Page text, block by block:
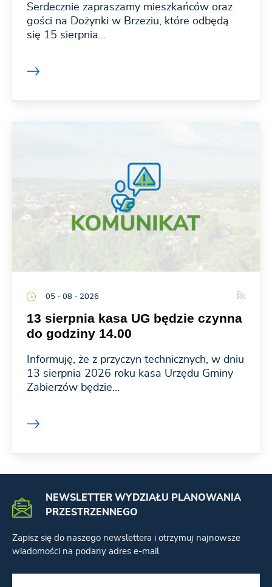
Serdecznie zapraszamy mieszkańców oraz
gości na Dożynki w Brzeziu, które odbędą
się 15 sierpnia...
05 - 08 - 2026
13 sierpnia kasa UG będzie czynna
do godziny 14.00
Informuję, że z przyczyn technicznych, w dniu
13 sierpnia 2026 roku kasa Urzędu Gminy
Zabierzów będzie...
NEWSLETTER WYDZIAŁU PLANOWANIA
PRZESTRZENNEGO
Zapisz się do naszego newslettera i otrzymuj najnowsze
wiadomości na podany adres e-mail